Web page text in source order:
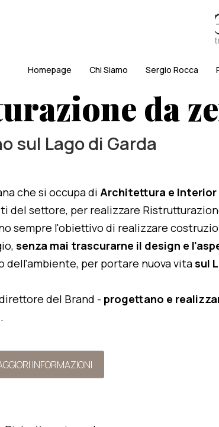
Homepage Chi Siamo Sergio Rocca
da
sul Lago di Garda
che si occupa di Architettura e Interior
del settore, per realizzare
sempre l'obiettivo di realizzare
senza mai trascurarne il design e
dell'ambiente, per portare nuova vitasul
del Brand - progettano e
.
INFORMAZIONI